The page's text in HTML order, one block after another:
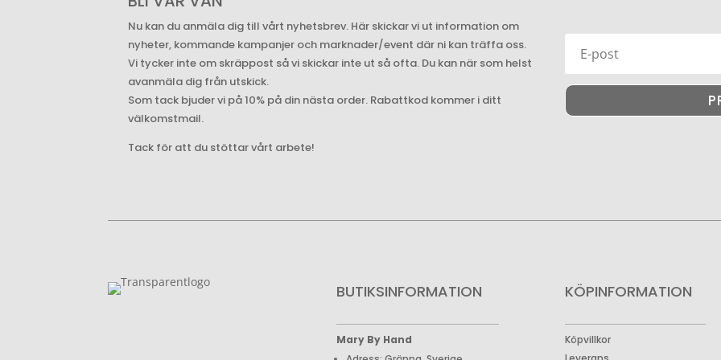
Nu kan du anmäla dig till vårt nyhetsbrev. Här skickar vi ut information om
nyheter, kommande kampanjer och marknader/event där ni kan träffa oss.
Vi tycker inte om skräppost så vi skickar inte ut så ofta. Du kan när som helst
avanmäla dig från utskick.
Som tack bjuder vi på 10% på din nästa order. Rabattkod kommer i ditt
välkomstmail.
Tack för att du stöttar vårt arbete!
BUTIKSINFORMATION
Mary By Hand
KÖPINFORMATION
Köpvillkor